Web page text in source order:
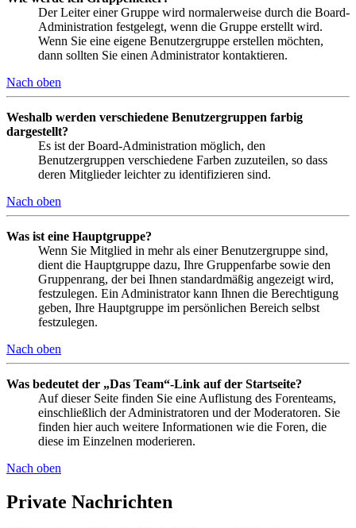
Der Leiter einer Gruppe wird normalerweise durch die Board-
Administration festgelegt, wenn die Gruppe erstellt wird.
Wenn Sie eine eigene Benutzergruppe erstellen möchten,
dann sollten Sie einen Administrator kontaktieren.
Nach oben
Weshalb werden verschiedene Benutzergruppen farbig
dargestellt?
Es ist der Board-Administration möglich, den
Benutzergruppen verschiedene Farben zuzuteilen, so dass
deren Mitglieder leichter zu identifizieren sind.
Nach oben
Was ist eine Hauptgruppe?
Wenn Sie Mitglied in mehr als einer Benutzergruppe sind,
dient die Hauptgruppe dazu, Ihre Gruppenfarbe sowie den
Gruppenrang, der bei Ihnen standardmäßig angezeigt wird,
festzulegen. Ein Administrator kann Ihnen die Berechtigung
geben, Ihre Hauptgruppe im persönlichen Bereich selbst
festzulegen.
Nach oben
Was bedeutet der „Das Team“-Link auf der Startseite?
Auf dieser Seite finden Sie eine Auflistung des Forenteams,
einschließlich der Administratoren und der Moderatoren. Sie
finden hier auch weitere Informationen wie die Foren, die
diese im Einzelnen moderieren.
Nach oben
Private Nachrichten